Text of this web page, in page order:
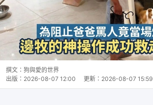
撰文： 狗與愛的世界
出版： 2026-08-07 12:00 更新： 2026-08-07 15:59